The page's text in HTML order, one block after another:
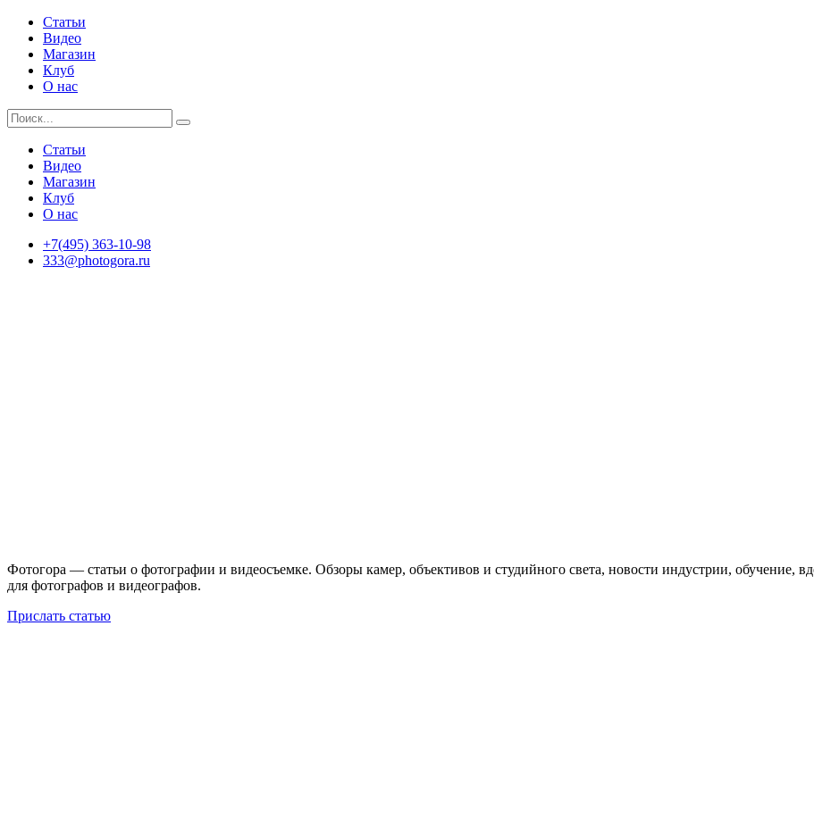
Статьи
Видео
Магазин
Клуб
О нас
Статьи
Видео
Магазин
Клуб
О нас
+7(495) 363-10-98
333@photogora.ru
Фотогора — статьи о фотографии и видеосъемке. Обзоры камер, объективов и студийного света, новости индустрии, обучение,
для фотографов и видеографов.
Прислать статью